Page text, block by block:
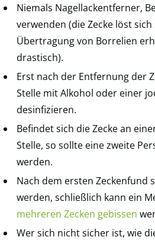
Niemals Nagellackentferner,
verwenden (die Zecke löst
Übertragung von Borrelien
drastisch).
Erst nach der Entfernung der
Stelle mit Alkohol oder einer
desinfizieren.
Befindet sich die Zecke an
Stelle, so sollte eine zweite
werden.
Nach dem ersten Zeckenfund
werden, schließlich kann ein
mehreren Zecken gebissen
Wer sich nicht sicher ist, wie